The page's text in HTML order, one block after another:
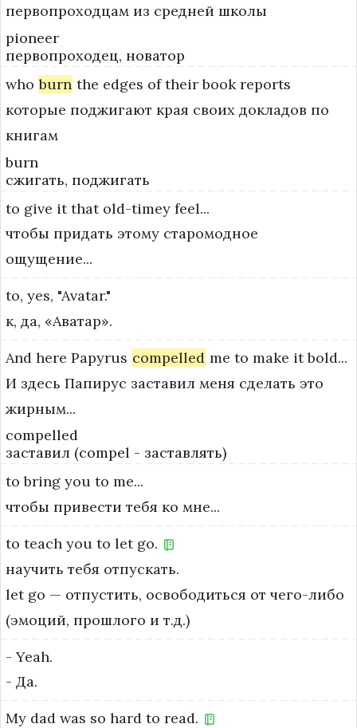
первопроходцам из средней школы
pioneer
первопроходец, новатор
who burn the edges of their book reports
которые поджигают края своих докладов по
книгам
burn
сжигать, поджигать
to give it that old-timey feel...
чтобы придать этому старомодное
ощущение...
to, yes, "Avatar."
к, да, «Аватар».
And here Papyrus compelled me to make it bold...
И здесь Папирус заставил меня сделать это
жирным...
compelled
заставил (compel - заставлять)
to bring you to me...
чтобы привести тебя ко мне...
to teach you to let go.
научить тебя отпускать.
let go — отпустить, освободиться от чего-либо
(эмоций, прошлого и т.д.)
- Yeah.
- Да.
My dad was so hard to read.